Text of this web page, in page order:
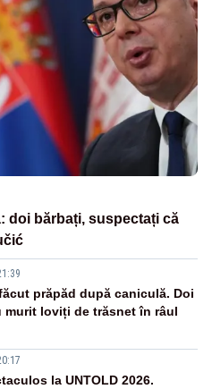
doi bărbați, suspectați că
prăpăd după caniculă. Doi
murit loviți de trăsnet în râul
la UNTOLD 2026.